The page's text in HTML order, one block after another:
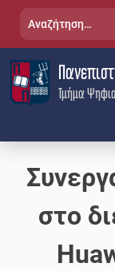
content
Τμήμα
Αναζήτηση
στο